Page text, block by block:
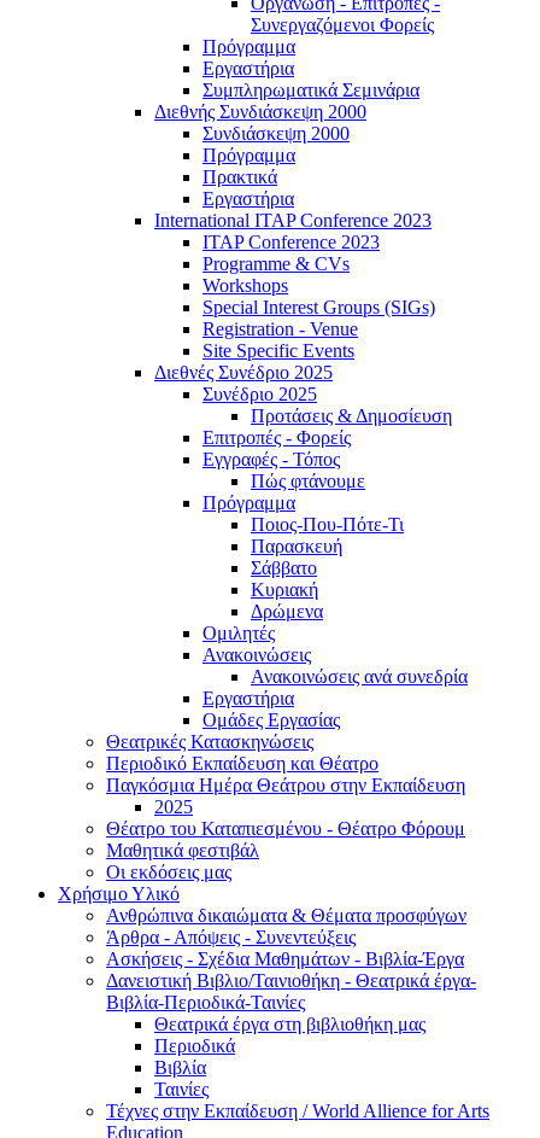
Συνεργαζόμενοι Φορείς
Πρόγραμμα
Εργαστήρια
Συμπληρωματικά Σεμινάρια
Διεθνής Συνδιάσκεψη 2000
Συνδιάσκεψη 2000
Πρόγραμμα
Πρακτικά
Εργαστήρια
International ITAP Conference 2023
ITAP Conference 2023
Programme & CVs
Workshops
Special Interest Groups (SIGs)
Registration - Venue
Site Specific Events
Διεθνές Συνέδριο 2025
Συνέδριο 2025
Προτάσεις & Δημοσίευση
Επιτροπές - Φορείς
Εγγραφές - Τόπος
Πώς φτάνουμε
Πρόγραμμα
Ποιος-Που-Πότε-Τι
Παρασκευή
Σάββατο
Κυριακή
Δρώμενα
Ομιλητές
Ανακοινώσεις
Ανακοινώσεις ανά συνεδρία
Εργαστήρια
Ομάδες Εργασίας
Θεατρικές Κατασκηνώσεις
Περιοδικό Εκπαίδευση και Θέατρο
Παγκόσμια Ημέρα Θεάτρου στην Εκπαίδευση
2025
Θέατρο του Καταπιεσμένου - Θέατρο Φόρουμ
Μαθητικά φεστιβάλ
Οι εκδόσεις μας
Χρήσιμο Υλικό
Ανθρώπινα δικαιώματα & Θέματα προσφύγων
Άρθρα - Απόψεις - Συνεντεύξεις
Ασκήσεις - Σχέδια Μαθημάτων - Βιβλία-Έργα
Δανειστική Βιβλιο/Ταινιοθήκη - Θεατρικά έργα-
Βιβλία-Περιοδικά-Ταινίες
Θεατρικά έργα στη βιβλιοθήκη μας
Περιοδικά
Βιβλία
Ταινίες
Τέχνες στην Εκπαίδευση / World Allience for Arts
Education